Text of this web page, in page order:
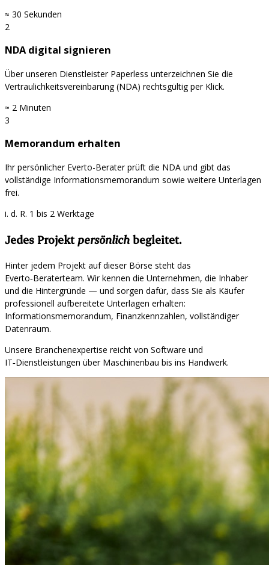
≈ 30 Sekunden
2
NDA digital signieren
Über unseren Dienstleister Paperless unterzeichnen Sie die
Vertraulichkeitsvereinbarung (NDA) rechtsgültig per Klick.
≈ 2 Minuten
3
Memorandum erhalten
Ihr persönlicher Everto-Berater prüft die NDA und gibt das
vollständige Informationsmemorandum sowie weitere Unterlagen
frei.
i. d. R. 1 bis 2 Werktage
Jedes Projekt persönlich begleitet.
Hinter jedem Projekt auf dieser Börse steht das
Everto‑Beraterteam. Wir kennen die Unternehmen, die Inhaber
und die Hintergründe — und sorgen dafür, dass Sie als Käufer
professionell aufbereitete Unterlagen erhalten:
Informationsmemorandum, Finanzkennzahlen, vollständiger
Datenraum.
Unsere Branchenexpertise reicht von Software und
IT‑Dienstleistungen über Maschinenbau bis ins Handwerk.